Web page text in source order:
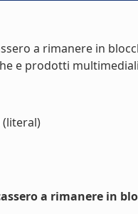
a rimanere in
e prodotti
(literal)
a rimanere in